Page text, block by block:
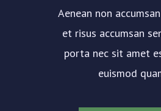
Aenean non
et risus accumsan
porta nec sit amet
euismod